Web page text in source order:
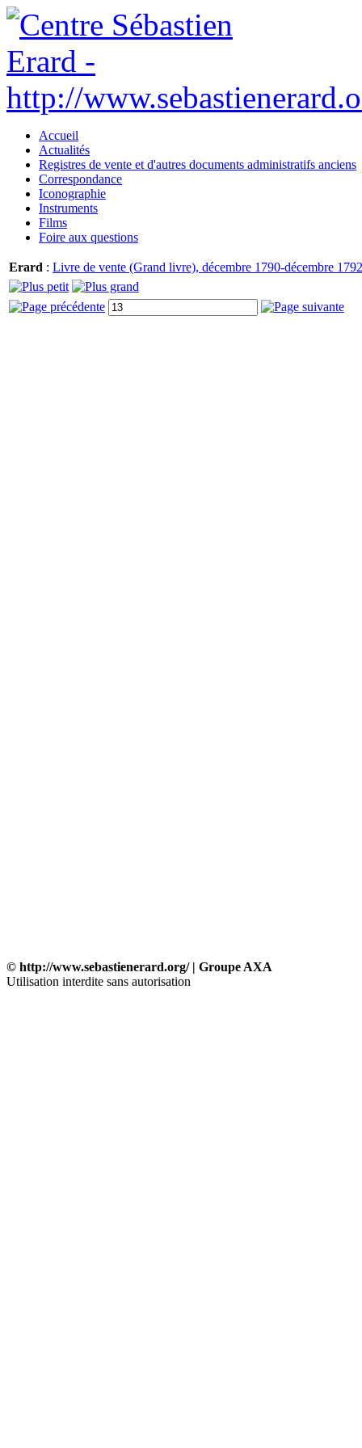
Accueil
Actualités
Registres de vente et d'autres documents administratifs anciens
Correspondance
Iconographie
Instruments
Films
Foire aux questions
Erard : Livre de vente (Grand livre), décembre 1790-décembre
© http://www.sebastienerard.org/ | Groupe AXA
Utilisation interdite sans autorisation